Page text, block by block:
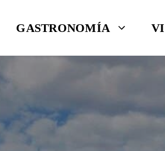
GASTRONOMÍA